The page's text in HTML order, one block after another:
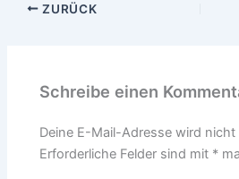
ZURÜCK
Schreibe einen
Deine E-Mail-Adresse wird
Erforderliche Felder sind mit *